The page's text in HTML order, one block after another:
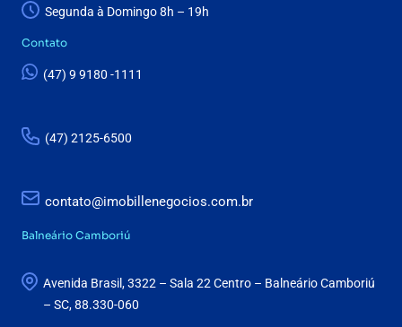
Segunda à Domingo 8h – 19h
Contato
(47) 9 9180 -1111
(47) 2125-6500
contato@imobillenegocios.com.br
Balneário Camboriú
Avenida Brasil, 3322 – Sala 22 Centro – Balneário Camboriú
– SC, 88.330-060